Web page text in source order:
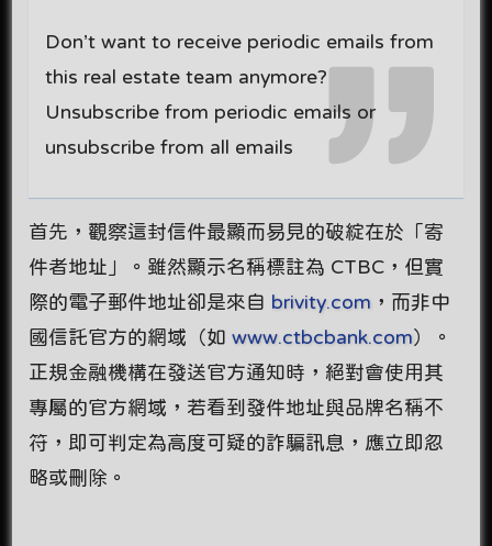
Don’t want to receive periodic emails from
this real estate team anymore?
Unsubscribe from periodic emails or
unsubscribe from all emails
首先，觀察這封信件最顯而易見的破綻在於「寄
件者地址」。雖然顯示名稱標註為 CTBC，但實
際的電子郵件地址卻是來自 brivity.com ，而非中
國信託官方的網域（如www.ctbcbank.com）。
正規金融機構在發送官方通知時，絕對會使用其
專屬的官方網域，若看到發件地址與品牌名稱不
符，即可判定為高度可疑的詐騙訊息，應立即忽
略或刪除。